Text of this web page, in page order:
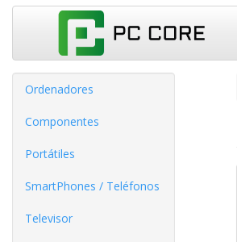
Ordenadores
Componentes
Portátiles
SmartPhones / Teléfonos
Televisor